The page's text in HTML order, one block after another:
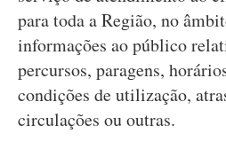
para toda a Região, no
informações ao público
percursos, paragens,
condições de utilização,
circulações ou outras.